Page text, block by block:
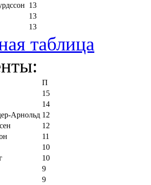
13
13
13
таблица
П
15
14
Арнольд 12
12
11
10
10
9
9